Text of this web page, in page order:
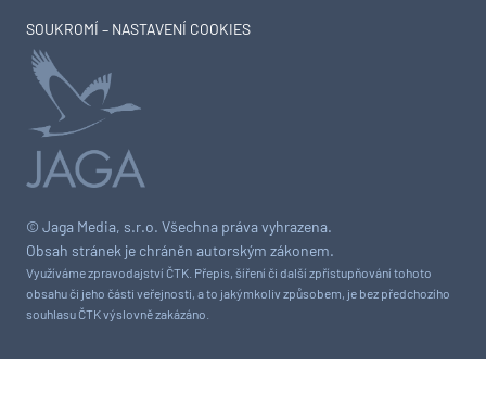
© Jaga Media, s.r.o. Všechna práva vyhrazena.
Obsah stránek je chráněn autorským zákonem.
Využíváme zpravodajství ČTK. Přepis, šíření či další zpřístupňování tohoto
obsahu či jeho části veřejnosti, a to jakýmkoliv způsobem, je bez předchozího
souhlasu ČTK výslovně zakázáno.
SOUKROMÍ – NASTAVENÍ COOKIES